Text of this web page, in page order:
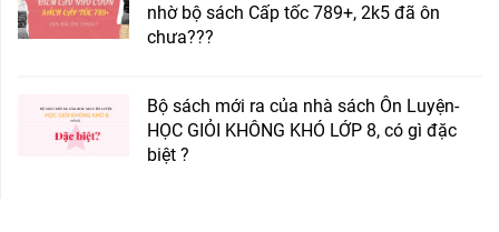
nhờ bộ sách Cấp tốc 789+, 2k5 đã ôn
chưa???
Bộ sách mới ra của nhà sách Ôn Luyện-
HỌC GIỎI KHÔNG KHÓ LỚP 8, có gì đặc
biệt ?